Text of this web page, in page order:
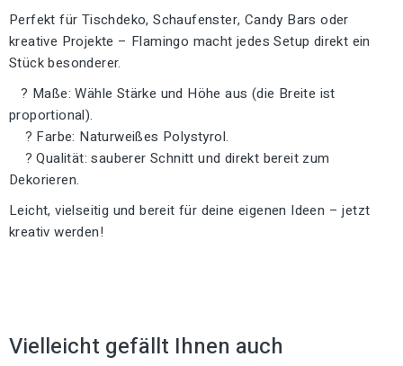
Perfekt für Tischdeko, Schaufenster, Candy Bars oder
kreative Projekte – Flamingo macht jedes Setup direkt ein
Stück besonderer.
? Maße: Wähle Stärke und Höhe aus (die Breite ist
proportional).
? Farbe: Naturweißes Polystyrol.
? Qualität: sauberer Schnitt und direkt bereit zum
Dekorieren.
Leicht, vielseitig und bereit für deine eigenen Ideen – jetzt
kreativ werden!
Vielleicht gefällt Ihnen auch